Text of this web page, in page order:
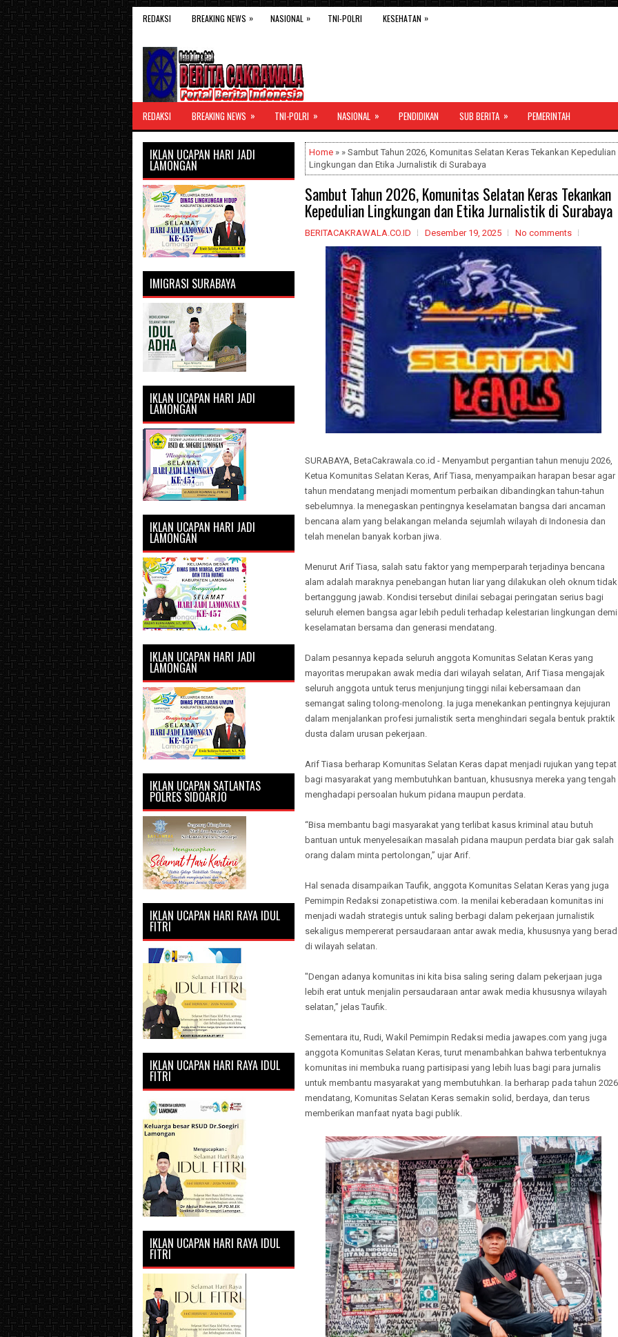
REDAKSI BREAKING NEWS » NASIONAL » TNI-POLRI KESEHATAN »
REDAKSI BREAKING NEWS » TNI-POLRI » NASIONAL » PENDIDIKAN SUB BERITA » PEMERINTAH
Home » » Sambut Tahun 2026, Komunitas Selatan Keras Tekankan Kepedulian
Lingkungan dan Etika Jurnalistik di Surabaya
Sambut Tahun 2026, Komunitas Selatan Keras Tekankan
Kepedulian Lingkungan dan Etika Jurnalistik di Surabaya
BERITACAKRAWALA.CO.ID Desember 19, 2025 No comments
SURABAYA, BetaCakrawala.co.id - Menyambut pergantian tahun menuju 2026,
Ketua Komunitas Selatan Keras, Arif Tiasa, menyampaikan harapan besar agar
tahun mendatang menjadi momentum perbaikan dibandingkan tahun-tahun
sebelumnya. Ia menegaskan pentingnya keselamatan bangsa dari ancaman
bencana alam yang belakangan melanda sejumlah wilayah di Indonesia dan
telah menelan banyak korban jiwa.
Menurut Arif Tiasa, salah satu faktor yang memperparah terjadinya bencana
alam adalah maraknya penebangan hutan liar yang dilakukan oleh oknum tidak
bertanggung jawab. Kondisi tersebut dinilai sebagai peringatan serius bagi
seluruh elemen bangsa agar lebih peduli terhadap kelestarian lingkungan demi
keselamatan bersama dan generasi mendatang.
Dalam pesannya kepada seluruh anggota Komunitas Selatan Keras yang
mayoritas merupakan awak media dari wilayah selatan, Arif Tiasa mengajak
seluruh anggota untuk terus menjunjung tinggi nilai kebersamaan dan
semangat saling tolong-menolong. Ia juga menekankan pentingnya kejujuran
dalam menjalankan profesi jurnalistik serta menghindari segala bentuk praktik
dusta dalam urusan pekerjaan.
Arif Tiasa berharap Komunitas Selatan Keras dapat menjadi rujukan yang tepat
bagi masyarakat yang membutuhkan bantuan, khususnya mereka yang tengah
menghadapi persoalan hukum pidana maupun perdata.
“Bisa membantu bagi masyarakat yang terlibat kasus kriminal atau butuh
bantuan untuk menyelesaikan masalah pidana maupun perdata biar gak salah
orang dalam minta pertolongan,” ujar Arif.
Hal senada disampaikan Taufik, anggota Komunitas Selatan Keras yang juga
Pemimpin Redaksi zonapetistiwa.com. Ia menilai keberadaan komunitas ini
menjadi wadah strategis untuk saling berbagi dalam pekerjaan jurnalistik
sekaligus mempererat persaudaraan antar awak media, khususnya yang
di wilayah selatan.
"Dengan adanya komunitas ini kita bisa saling sering dalam pekerjaan juga
lebih erat untuk menjalin persaudaraan antar awak media khususnya wilayah
selatan,” jelas Taufik.
Sementara itu, Rudi, Wakil Pemimpin Redaksi media jawapes.com yang juga
anggota Komunitas Selatan Keras, turut menambahkan bahwa terbentuknya
komunitas ini membuka ruang partisipasi yang lebih luas bagi para jurnalis
untuk membantu masyarakat yang membutuhkan. Ia berharap pada tahun 2026
mendatang, Komunitas Selatan Keras semakin solid, berdaya, dan terus
memberikan manfaat nyata bagi publik.
IKLAN UCAPAN HARI JADI
LAMONGAN
IMIGRASI SURABAYA
IKLAN UCAPAN HARI JADI
LAMONGAN
IKLAN UCAPAN HARI JADI
LAMONGAN
IKLAN UCAPAN HARI JADI
LAMONGAN
IKLAN UCAPAN SATLANTAS
POLRES SIDOARJO
IKLAN UCAPAN HARI RAYA IDUL
FITRI
IKLAN UCAPAN HARI RAYA IDUL
FITRI
IKLAN UCAPAN HARI RAYA IDUL
FITRI